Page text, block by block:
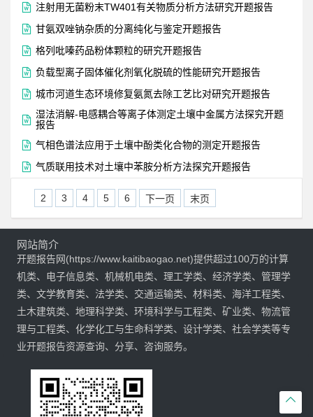
 注射用无菌粉末TW401有关物质分析方法研究开题报告
 甘氨双唑钠杂质的分离纯化与鉴定开题报告
 格列吡嗪药品粉体颗粒的研究开题报告
 负载型离子固体催化剂氧化脱硫的性能研究开题报告
 城市河道生态环境修复氨氮去除工艺比对研究开题报告
 湿法消解-电感耦合等离子体测定土壤中金属方法探究开题
报告
 气相色谱法应用于土壤中酚类化合物的测定开题报告
 气质联用技术对土壤中苯胺分析方法探究开题报告
2 3 4 5 6 下一页 末页

网站简介
开题报告网(https://www.kaitibaogao.net)提供超过100万的计算
机类、电子信息类、机械机电类、理工学类、经济学类、管理学
类、文学教育类、法学类、交通运输类、材料类、海洋工程类、
土木建筑类、地理科学类、环境科学与工程类、矿业类、物流管
理与工程类、化学化工与生命科学类、设计学类、社会学类等专
业开题报告资源查询、分享、咨询服务。